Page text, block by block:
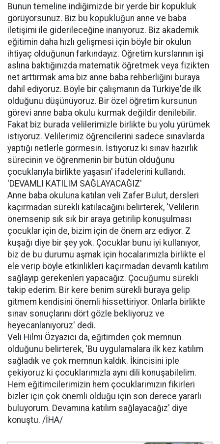
Bunun temeline indiğimizde bir yerde bir kopukluk
görüyorsunuz. Biz bu kopukluğun anne ve baba
iletişimi ile giderileceğine inanıyoruz. Biz akademik
eğitimin daha hızlı gelişmesi için böyle bir okulun
ihtiyaç olduğunun farkındayız. Öğretim kurslarının işi
aslına baktığınızda matematik öğretmek veya fizikten
net arttırmak ama biz anne baba rehberliğini buraya
dahil ediyoruz. Böyle bir çalışmanın da Türkiye'de ilk
olduğunu düşünüyoruz. Bir özel öğretim kursunun
görevi anne baba okulu kurmak değildir denilebilir.
Fakat biz burada velilerimizle birlikte bu yolu yürümek
istiyoruz. Velilerimiz öğrencilerini sadece sınavlarda
yaptığı netlerle görmesin. İstiyoruz ki sınav hazırlık
sürecinin ve öğrenmenin bir bütün olduğunu
çocuklarıyla birlikte yaşasın' ifadelerini kullandı.
'DEVAMLI KATILIM SAĞLAYACAĞIZ'
Anne baba okuluna katılan veli Zafer Bulut, dersleri
kaçırmadan sürekli katılacağını belirterek, 'Velilerin
önemsenip sık sık bir araya getirilip konuşulması
çocuklar için de, bizim için de önem arz ediyor. Z
kuşağı diye bir şey yok. Çocuklar bunu iyi kullanıyor,
biz de bu durumu aşmak için hocalarımızla birlikte el
ele verip böyle etkinlikleri kaçırmadan devamlı katılım
sağlayıp gerekenleri yapacağız. Çocuğumu sürekli
takip ederim. Bir kere benim sürekli buraya gelip
gitmem kendisini önemli hissettiriyor. Onlarla birlikte
sınav sonuçlarını dört gözle bekliyoruz ve
heyecanlanıyoruz' dedi.
Veli Hilmi Özyazıcı da, eğitimden çok memnun
olduğunu belirterek, 'Bu uygulamalara ilk kez katılım
sağladık ve çok memnun kaldık. İkincisini iple
çekiyoruz ki çocuklarımızla aynı dili konuşabilelim.
Hem eğitimcilerimizin hem çocuklarımızın fikirleri
bizler için çok önemli olduğu için son derece yararlı
buluyorum. Devamına katılım sağlayacağız' diye
konuştu. /İHA/